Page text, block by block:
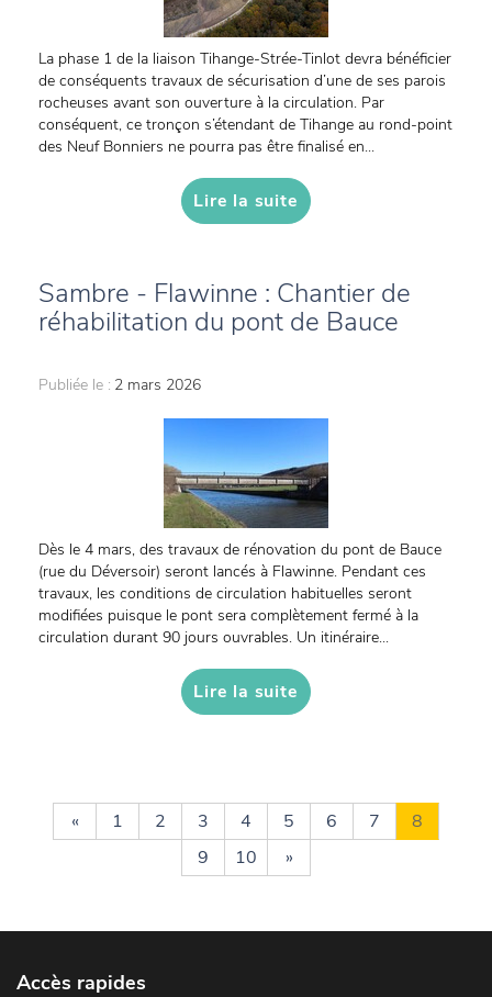
La phase 1 de la liaison Tihange-Strée-Tinlot devra bénéficier
de conséquents travaux de sécurisation d’une de ses parois
rocheuses avant son ouverture à la circulation. Par
conséquent, ce tronçon s’étendant de Tihange au rond-point
des Neuf Bonniers ne pourra pas être finalisé en...
Lire la suite
Sambre - Flawinne : Chantier de
réhabilitation du pont de Bauce
Publiée le : 2 mars 2026
Dès le 4 mars, des travaux de rénovation du pont de Bauce
(rue du Déversoir) seront lancés à Flawinne. Pendant ces
travaux, les conditions de circulation habituelles seront
modifiées puisque le pont sera complètement fermé à la
circulation durant 90 jours ouvrables. Un itinéraire...
Lire la suite
« 1 2 3 4 5 6 7
8
9
10 »
Accès rapides